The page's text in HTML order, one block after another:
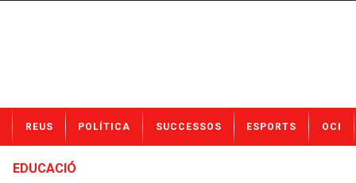
t
REUS POLÍTICA SUCCESSOS ESPORTS OCI
EDUCACIÓ